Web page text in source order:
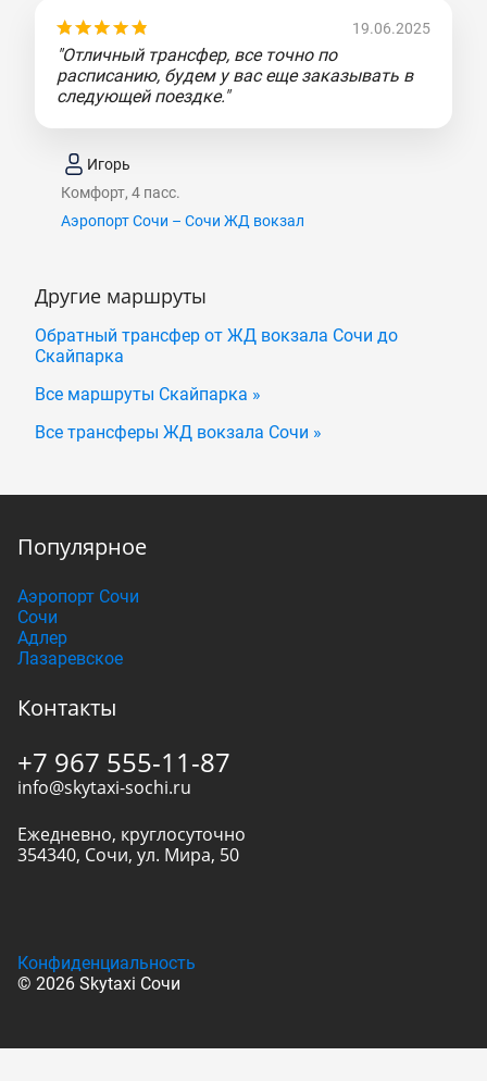
19.06.2025
"Отличный трансфер, все точно по
расписанию, будем у вас еще заказывать в
следующей поездке."
Игорь
Комфорт, 4 пасс.
Аэропорт Сочи – Сочи ЖД вокзал
Другие маршруты
Обратный трансфер от ЖД вокзала Сочи до
Скайпарка
Все маршруты Скайпарка »
Все трансферы ЖД вокзала Сочи »
Популярное
Аэропорт Сочи
Сочи
Адлер
Лазаревское
Контакты
+7 967 555-11-87
info@skytaxi-sochi.ru
Ежедневно, круглосуточно
354340, Сочи, ул. Мира, 50
© 2026 Skytaxi Сочи
Конфиденциальность